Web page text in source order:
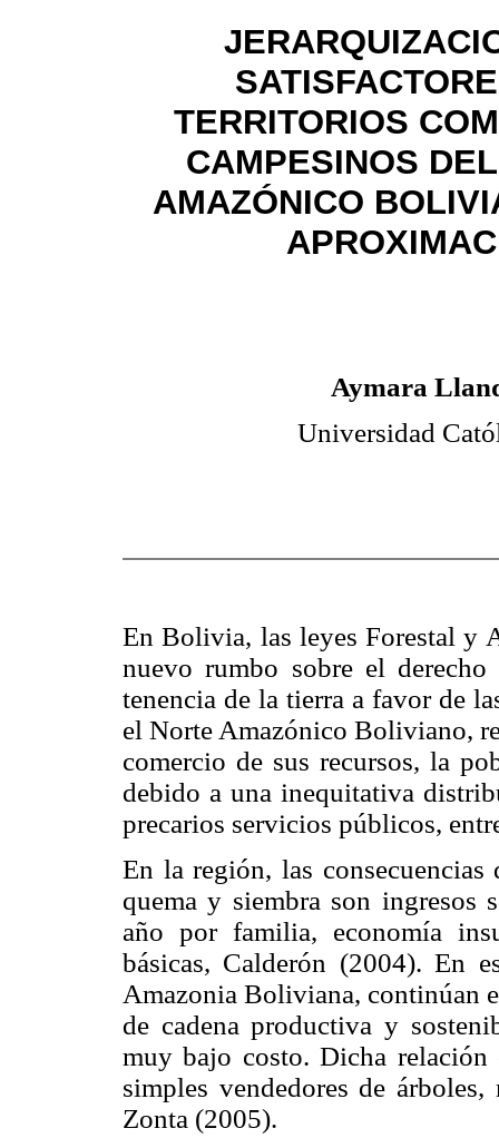
TERRITORIOS
CAMPESINOS
AMAZÓNICO
Aymara
Universidad
En Bolivia, las leyes Forestal y
nuevo rumbo sobre el
tenencia de la tierra a favor de
el Norte Amazónico Boliviano,
comercio de sus recursos, la
debido a una inequitativa
precarios servicios públicos,
En la región, las
quema y siembra son ingresos
año por familia, economía
básicas, Calderón (2004). En
Amazonia Boliviana, continúan
de cadena productiva y
muy bajo costo. Dicha relación
simples vendedores de
Zonta (2005).